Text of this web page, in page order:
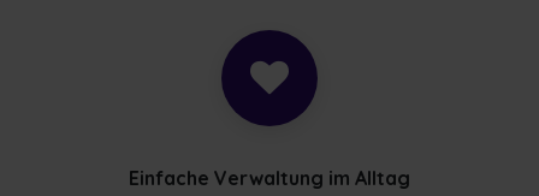
Einfache Verwaltung im Alltag